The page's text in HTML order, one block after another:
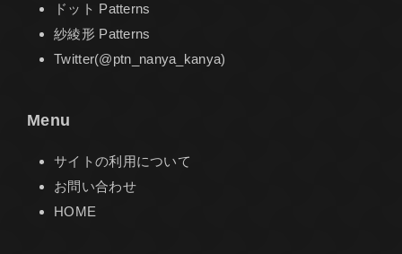
ドット Patterns
紗綾形 Patterns
Twitter(@ptn_nanya_kanya)
Menu
サイトの利用について
お問い合わせ
HOME